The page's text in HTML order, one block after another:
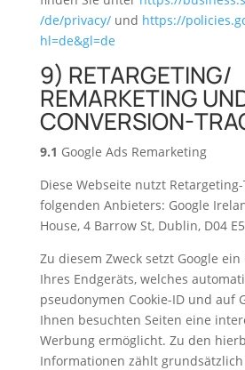
/de/privacy/und https://
hl=de&gl=de
9) RETARGETING/
REMARKETING
CONVERSION-
9.1 Google Ads Remarketing
Diese Webseite nutzt
folgenden Anbieters: Google
House, 4 Barrow St, Dublin, D04
Zu diesem Zweck setzt Google
Ihres Endgeräts, welches
pseudonymen Cookie-ID und auf
Ihnen besuchten Seiten eine
Werbung ermöglicht. Zu den
Informationen zählt grundsätzlich